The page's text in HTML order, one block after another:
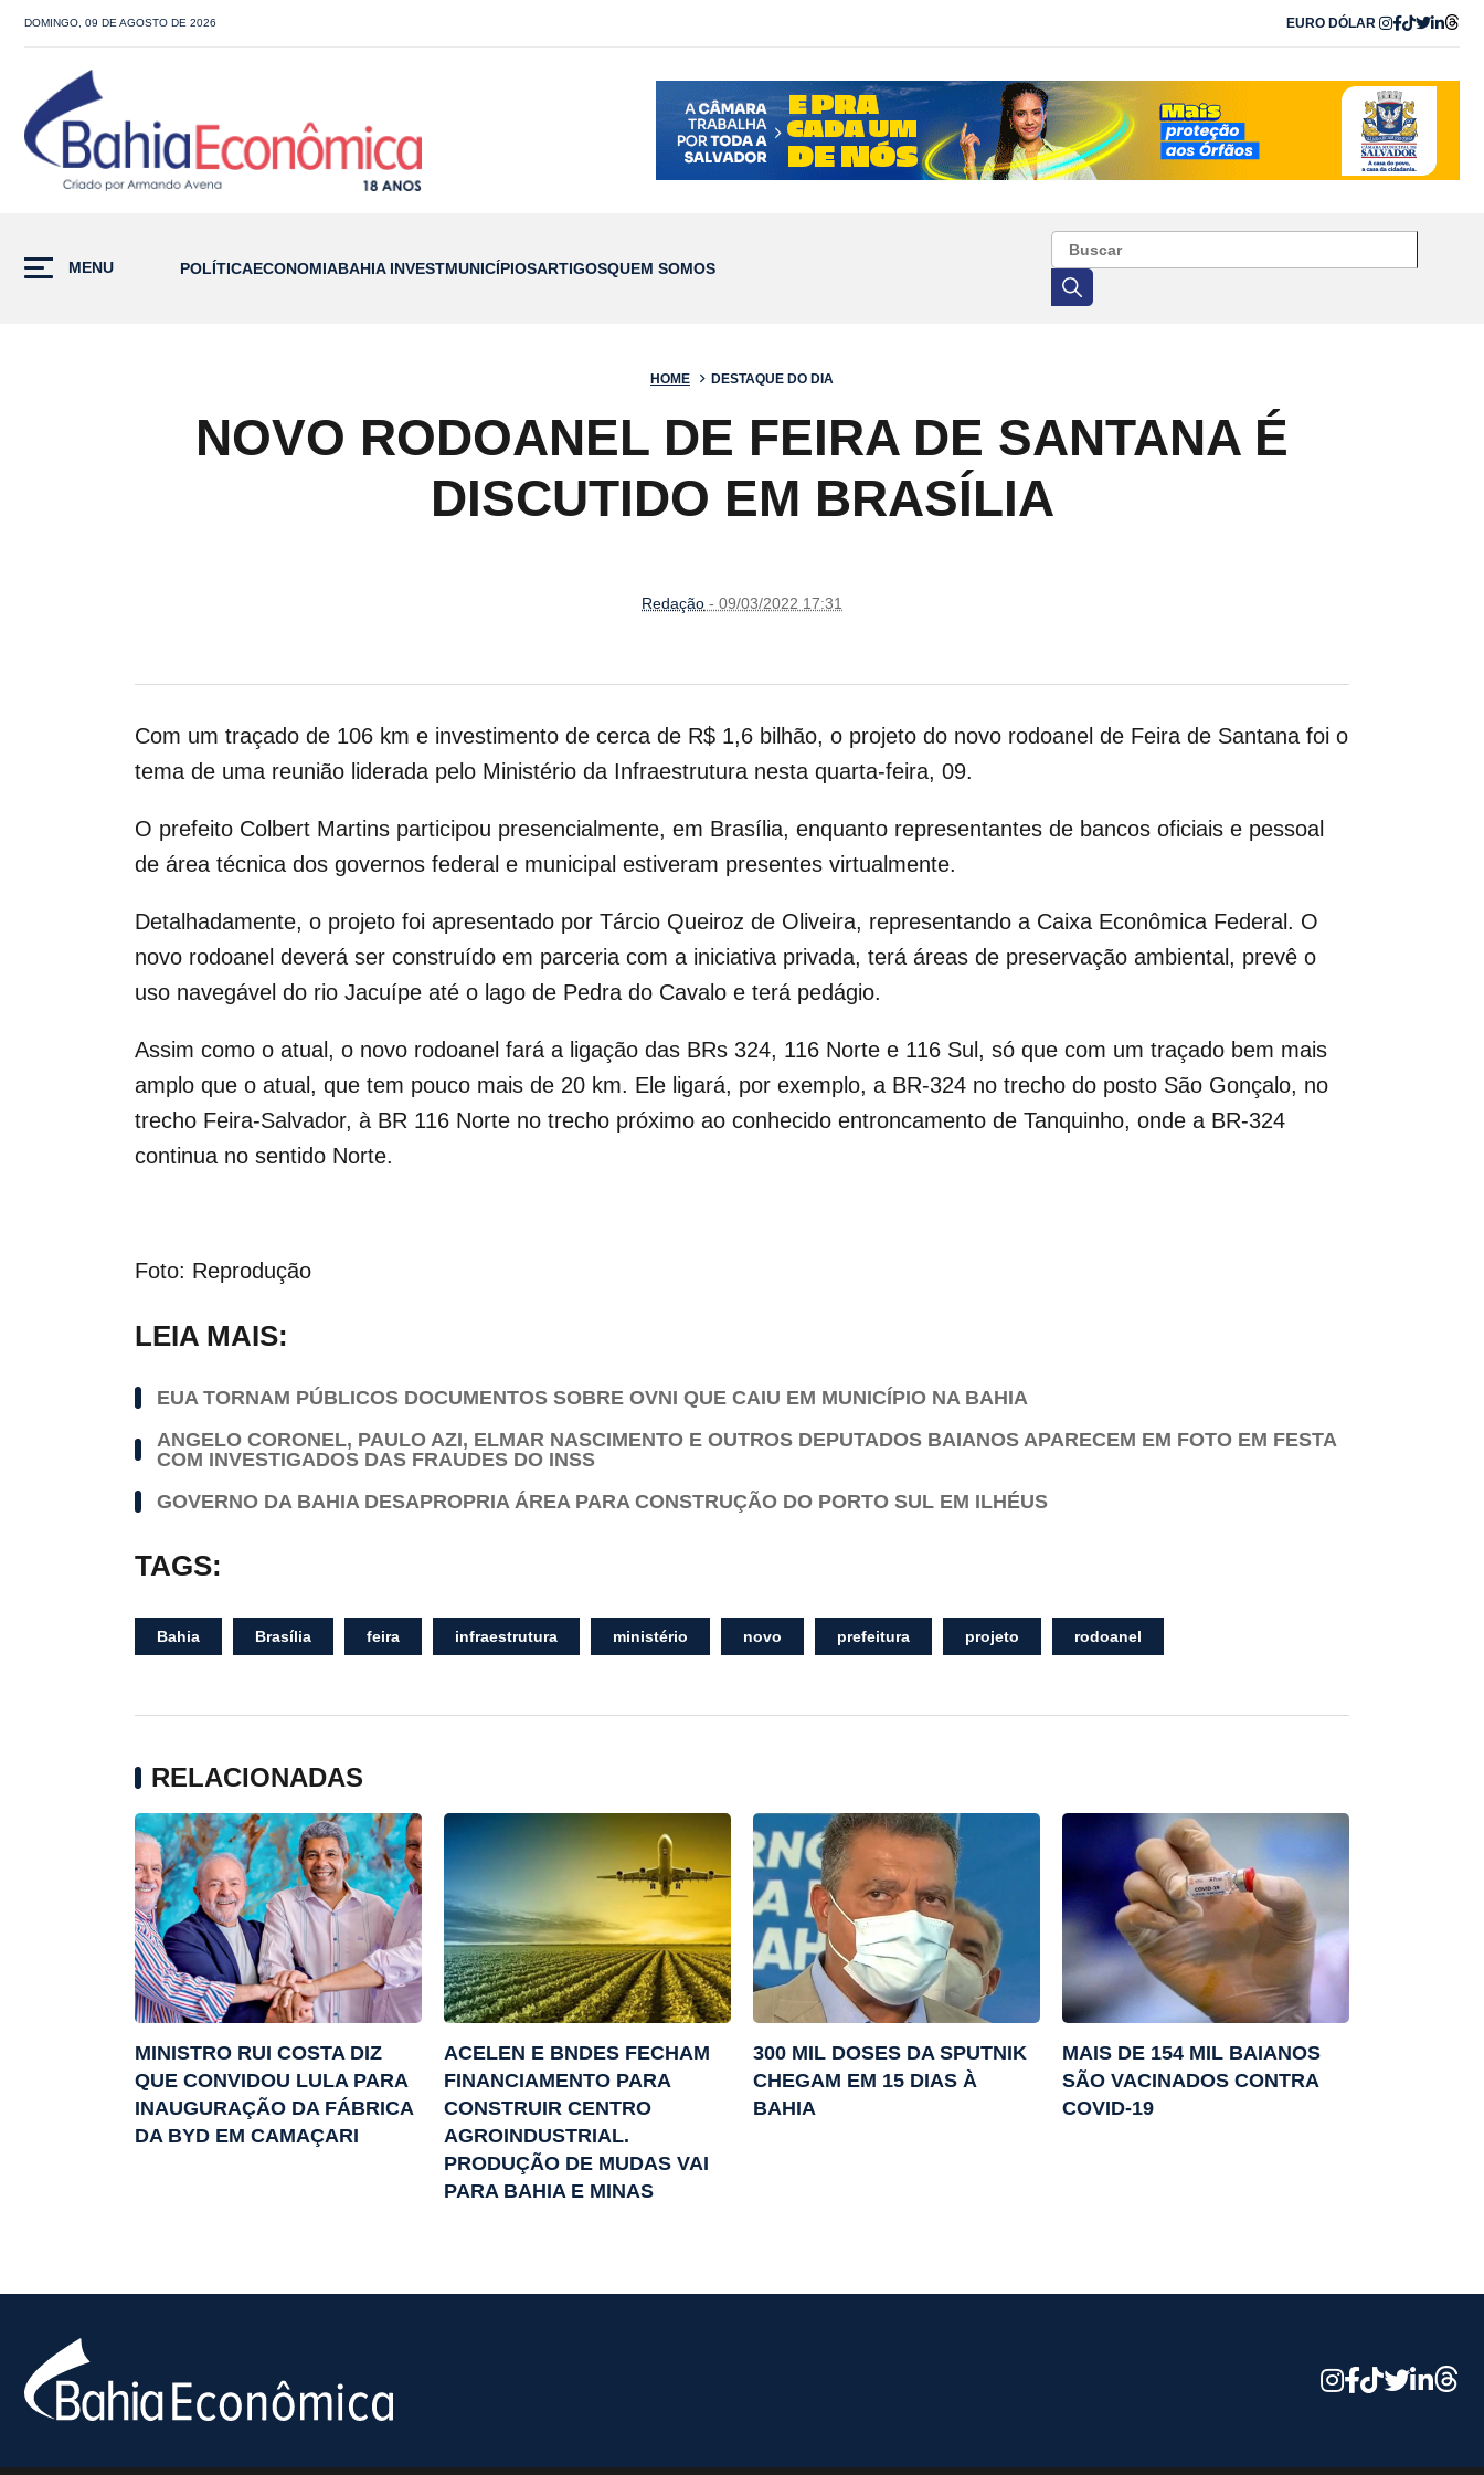
DOMINGO, 09 DE AGOSTO DE 2026 EURO DÓLAR
MENU POLÍTICAECONOMIABAHIA INVESTMUNICÍPIOSARTIGOSQUEM SOMOS
HOME DESTAQUE DO DIA
NOVO RODOANEL DE FEIRA DE SANTANA É
DISCUTIDO EM BRASÍLIA
Redação - 09/03/2022 17:31
Com um traçado de 106 km e investimento de cerca de R$ 1,6 bilhão, o projeto do novo rodoanel de Feira de Santana foi o
tema de uma reunião liderada pelo Ministério da Infraestrutura nesta quarta-feira, 09.
O prefeito Colbert Martins participou presencialmente, em Brasília, enquanto representantes de bancos oficiais e pessoal
de área técnica dos governos federal e municipal estiveram presentes virtualmente.
Detalhadamente, o projeto foi apresentado por Tárcio Queiroz de Oliveira, representando a Caixa Econômica Federal. O
novo rodoanel deverá ser construído em parceria com a iniciativa privada, terá áreas de preservação ambiental, prevê o
uso navegável do rio Jacuípe até o lago de Pedra do Cavalo e terá pedágio.
Assim como o atual, o novo rodoanel fará a ligação das BRs 324, 116 Norte e 116 Sul, só que com um traçado bem mais
amplo que o atual, que tem pouco mais de 20 km. Ele ligará, por exemplo, a BR-324 no trecho do posto São Gonçalo, no
trecho Feira-Salvador, à BR 116 Norte no trecho próximo ao conhecido entroncamento de Tanquinho, onde a BR-324
continua no sentido Norte.
Foto: Reprodução
LEIA MAIS:
EUA TORNAM PÚBLICOS DOCUMENTOS SOBRE OVNI QUE CAIU EM MUNICÍPIO NA BAHIA
ANGELO CORONEL, PAULO AZI, ELMAR NASCIMENTO E OUTROS DEPUTADOS BAIANOS APARECEM EM FOTO EM FESTA
COM INVESTIGADOS DAS FRAUDES DO INSS
GOVERNO DA BAHIA DESAPROPRIA ÁREA PARA CONSTRUÇÃO DO PORTO SUL EM ILHÉUS
TAGS:
Bahia Brasília feira infraestrutura ministério novo prefeitura projeto rodoanel
RELACIONADAS
MINISTRO RUI COSTA DIZ
QUE CONVIDOU LULA PARA
INAUGURAÇÃO DA FÁBRICA
DA BYD EM CAMAÇARI
ACELEN E BNDES FECHAM
FINANCIAMENTO PARA
CONSTRUIR CENTRO
AGROINDUSTRIAL.
PRODUÇÃO DE MUDAS VAI
PARA BAHIA E MINAS
300 MIL DOSES DA SPUTNIK
CHEGAM EM 15 DIAS À
BAHIA
MAIS DE 154 MIL BAIANOS
SÃO VACINADOS CONTRA
COVID-19